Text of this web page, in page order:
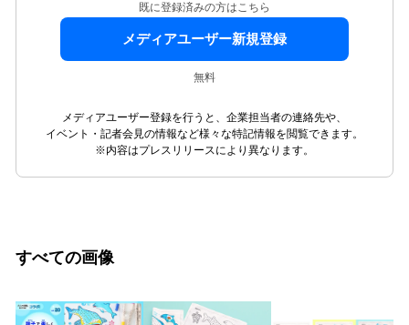
既に登録済みの方はこちら
メディアユーザー新規登録
無料
メディアユーザー登録を行うと、企業担当者の連絡先や、
イベント・記者会見の情報など様々な特記情報を閲覧できます。
※内容はプレスリリースにより異なります。
すべての画像